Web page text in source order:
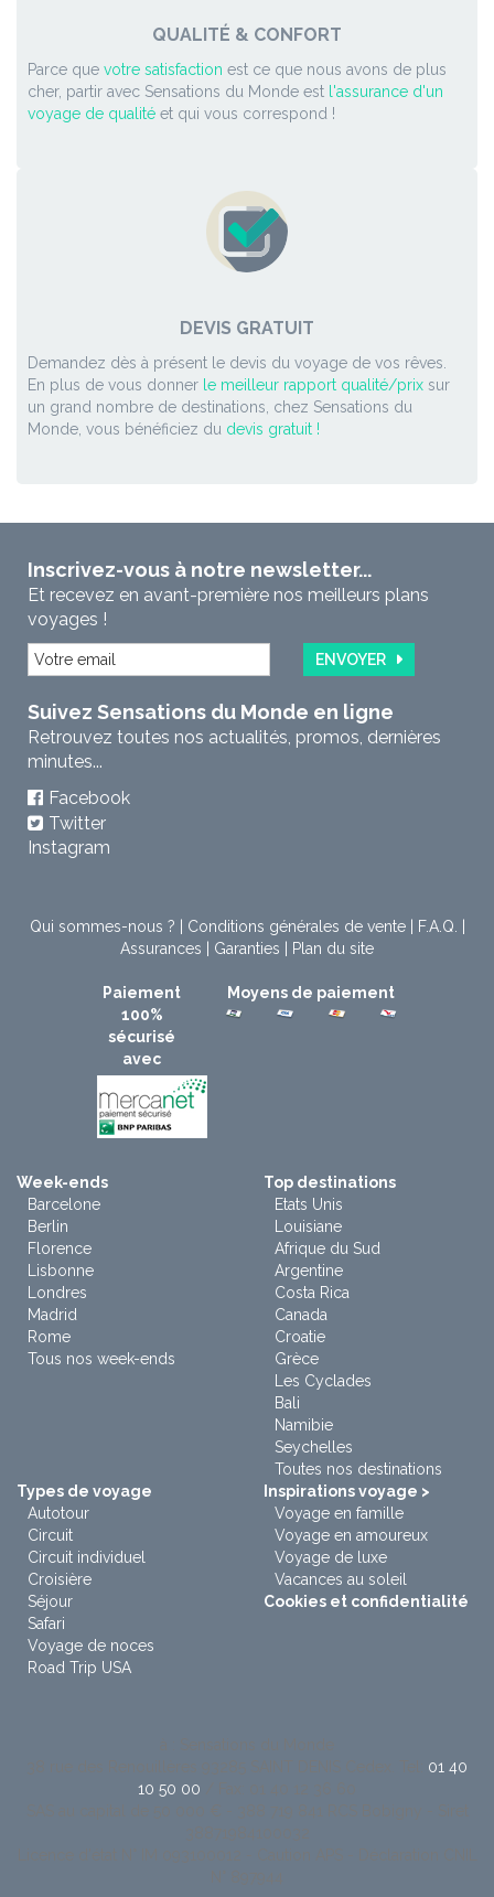
QUALITÉ & CONFORT
Parce que votre satisfaction est ce que nous avons de plus
cher, partir avec Sensations du Monde est l'assurance d'un
voyage de qualité et qui vous correspond !
DEVIS GRATUIT
Demandez dès à présent le devis du voyage de vos rêves.
En plus de vous donner le meilleur rapport qualité/prix sur
un grand nombre de destinations, chez Sensations du
Monde, vous bénéficiez du devis gratuit !
Inscrivez-vous à notre newsletter...
Et recevez en avant-première nos meilleurs plans
voyages !
ENVOYER
Suivez Sensations du Monde en ligne
Retrouvez toutes nos actualités, promos, dernières
minutes...
Facebook
Twitter
Instagram
Qui sommes-nous ? Conditions générales de vente| F.A.Q.
Assurances
Garanties Plan du site
Paiement
100%
sécurisé
avec
Moyens de paiement
Week-ends
Barcelone
Berlin
Florence
Lisbonne
Londres
Madrid
Rome
Tous nos week-ends
Top destinations
Etats Unis
Louisiane
Afrique du Sud
Argentine
Costa Rica
Canada
Croatie
Grèce
Les Cyclades
Bali
Namibie
Seychelles
Toutes nos destinations
Types de voyage
Autotour
Circuit
Circuit individuel
Croisière
Séjour
Safari
Voyage de noces
Road Trip USA
Inspirations voyage >
Voyage en famille
Voyage en amoureux
Voyage de luxe
Vacances au soleil
Cookies et confidentialité
01 40
10 50 00